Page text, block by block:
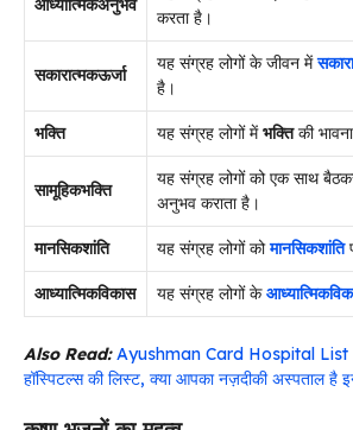
आध्यात्मिकअनुभव
करता है।
सकारात्मकऊर्जा
यह संग्रह लोगों के जीवन में
है।
भक्ति यह संग्रह लोगों मेंभक्तिकी
सामूहिकभक्ति
यह संग्रह लोगों को एक साथ
अनुभव कराता है।
मानसिकशांति यह संग्रह लोगों कोमानसिकशांति
आध्यात्मिकविकास यह संग्रह लोगों के
Also Read: Ayushman Card Hospital List
हॉस्पिटल्स की लिस्ट, क्या आपका नज़दीकी अस्पताल है